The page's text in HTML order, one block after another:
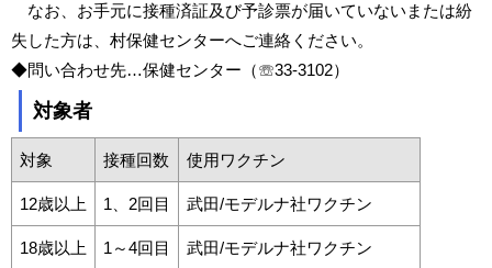
なお、お手元に接種済証及び予診票が届いていないまたは紛
失した方は、村保健センターへご連絡ください。
◆問い合わせ先…保健センター（☏33-3102）
対象者
対象 接種回数 使用ワクチン
12歳以上 1、2回目 武田/モデルナ社ワクチン
18歳以上 1～4回目 武田/モデルナ社ワクチン